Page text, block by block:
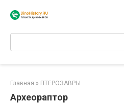
Главная » ПТЕРОЗАВРЫ
Археораптор